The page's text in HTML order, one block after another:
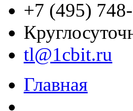
+7 (495)
tl@1cbit.ru
Главная